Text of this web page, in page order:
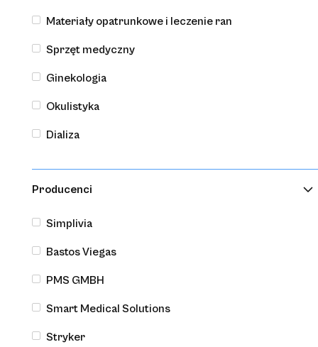
Materiały opatrunkowe i leczenie ran
Sprzęt medyczny
Ginekologia
Okulistyka
Dializa
Producenci
Simplivia
Bastos Viegas
PMS GMBH
Smart Medical Solutions
Stryker
TouchNTuff ® Dermashield
niebieskie, Safehand Long